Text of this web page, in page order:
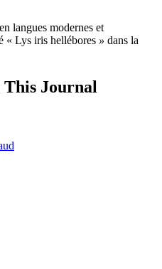
langues modernes et
« Lys iris hellébores » dans la
Journal